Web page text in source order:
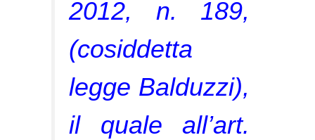
2012, n. 189,
(cosiddetta
legge Balduzzi),
il quale all’art.